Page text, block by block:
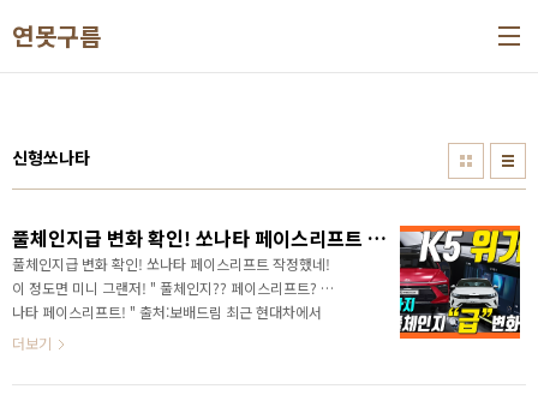
연못구름
신형쏘나타
풀체인지급 변화 확인! 쏘나타 페이스리프트 작정했네!이 정도면 미니 그랜저!
풀체인지급 변화 확인! 쏘나타 페이스리프트 작정했네!
이 정도면 미니 그랜저! " 풀체인지?? 페이스리프트? 쏘
나타 페이스리프트! " 출처:보배드림 최근 현대차에서
허리 역할을 하는 중요한 차량인 쏘나타의 광고 촬영 현
나타페이스리프트 모습을 미리 볼 수 있었습니다. 출처:
더보기